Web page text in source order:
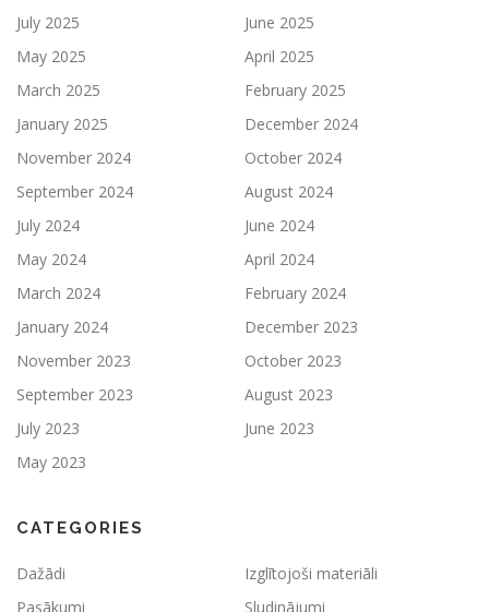
July 2025
June 2025
May 2025
April 2025
March 2025
February 2025
January 2025
December 2024
November 2024
October 2024
September 2024
August 2024
July 2024
June 2024
May 2024
April 2024
March 2024
February 2024
January 2024
December 2023
November 2023
October 2023
September 2023
August 2023
July 2023
June 2023
May 2023
CATEGORIES
Dažādi
Izglītojoši materiāli
Pasākumi
Sludinājumi